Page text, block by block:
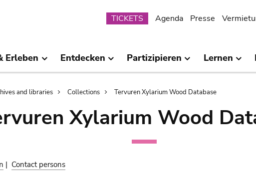
Submenu
TICKETS Agenda Presse
Erleben Entdecken Partizipieren Lernen
and libraries Collections Tervuren Xylarium Wood Database
Xylarium Wood
| Contact persons